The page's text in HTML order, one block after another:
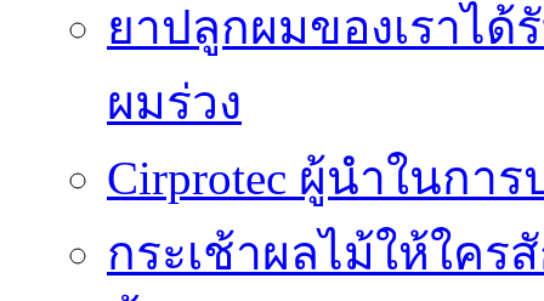
ยาปลูกผมของเราไ
ผมร่วง
Cirprotec ผู้นำในกา
กระเช้าผลไม้ให้ใคร